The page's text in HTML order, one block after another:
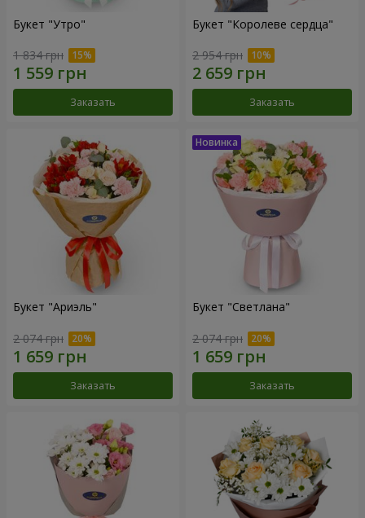
Букет "Утро"
1 834 грн
Заказать
Букет "Королеве сердца"
2 954 грн
Заказать
Букет "Ариэль"
2 074 грн
Заказать
Букет "Светлана"
2 074 грн
Заказать